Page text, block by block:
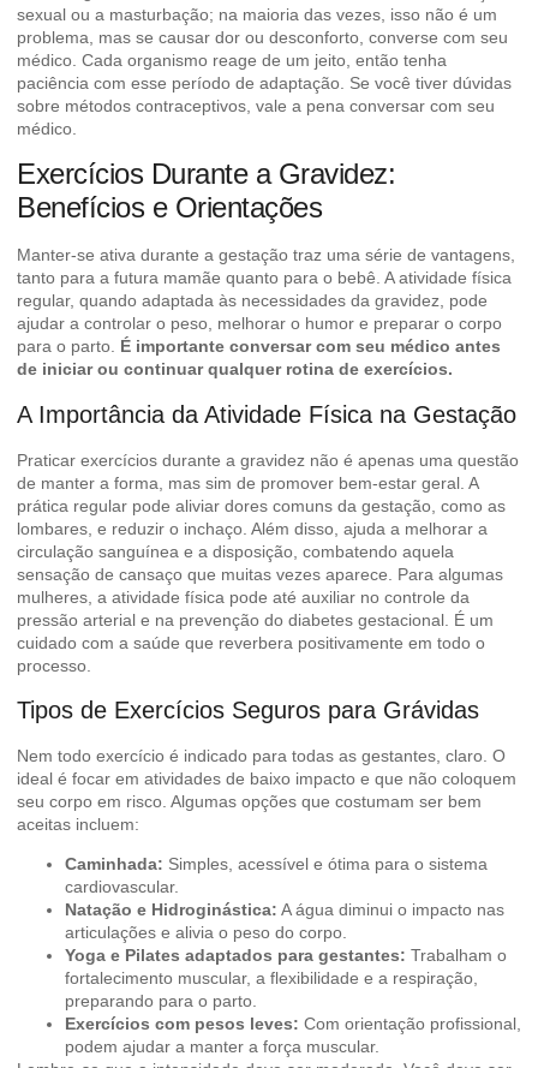
sexual ou a masturbação; na maioria das vezes, isso não é um
problema, mas se causar dor ou desconforto, converse com seu
médico. Cada organismo reage de um jeito, então tenha
paciência com esse período de adaptação. Se você tiver dúvidas
sobre métodos contraceptivos , vale a pena conversar com seu
médico.
Exercícios Durante a Gravidez:
Benefícios e Orientações
Manter-se ativa durante a gestação traz uma série de vantagens,
tanto para a futura mamãe quanto para o bebê. A atividade física
regular, quando adaptada às necessidades da gravidez, pode
ajudar a controlar o peso, melhorar o humor e preparar o corpo
para o parto. É importante conversar com seu médico antes
de iniciar ou continuar qualquer rotina de exercícios.
A Importância da Atividade Física na Gestação
Praticar exercícios durante a gravidez não é apenas uma questão
de manter a forma, mas sim de promover bem-estar geral. A
prática regular pode aliviar dores comuns da gestação, como as
lombares, e reduzir o inchaço. Além disso, ajuda a melhorar a
circulação sanguínea e a disposição, combatendo aquela
sensação de cansaço que muitas vezes aparece. Para algumas
mulheres, a atividade física pode até auxiliar no controle da
pressão arterial e na prevenção do diabetes gestacional. É um
cuidado com a saúde que reverbera positivamente em todo o
processo.
Tipos de Exercícios Seguros para Grávidas
Nem todo exercício é indicado para todas as gestantes, claro. O
ideal é focar em atividades de baixo impacto e que não coloquem
seu corpo em risco. Algumas opções que costumam ser bem
aceitas incluem:
Caminhada: Simples, acessível e ótima para o sistema
cardiovascular.
Natação e Hidroginástica: A água diminui o impacto nas
articulações e alivia o peso do corpo.
Yoga e Pilates adaptados para gestantes: Trabalham o
fortalecimento muscular, a flexibilidade e a respiração,
preparando para o parto.
Exercícios com pesos leves: Com orientação profissional,
podem ajudar a manter a força muscular.